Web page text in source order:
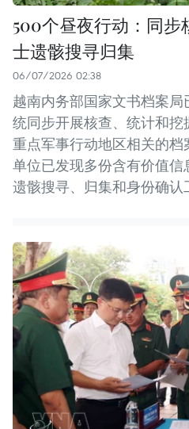
500个昼夜行动：同步
士遗骸搜寻归集
06/07/2026 02:38
越南内务部国家文书档案
统同步开展核查、统计和挖
重点军事行动地区相关的
单位已发现多份含有价值
遗骸搜寻、归集和身份确认